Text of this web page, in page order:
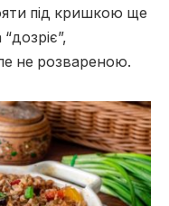
під кришкою ще
не розвареною.